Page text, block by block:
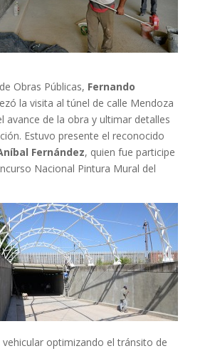
Obras Públicas, Fernando
la visita al túnel de calle Mendoza
avance de la obra y ultimar detalles
Estuvo presente el reconocido
Fernández, quien fue participe
Nacional Pintura Mural del
vehicular optimizando el tránsito de